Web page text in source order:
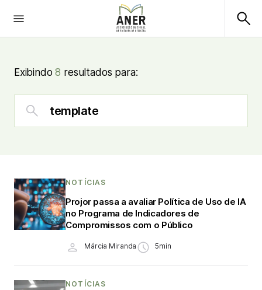
Exibindo8 resultados para:
NOTÍCIAS
Projor passa a avaliar Política de Uso de IA
no Programa de Indicadores de
Compromissos com o Público
Márcia Miranda 5min
NOTÍCIAS